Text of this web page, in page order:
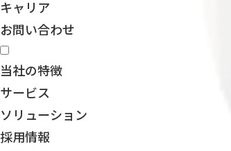
キャリア
お問い合わせ
当社の特徴
サービス
ソリューション
採用情報